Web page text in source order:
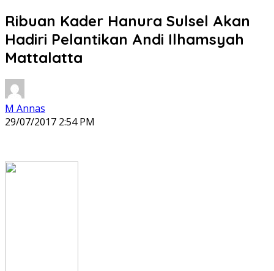
Ribuan Kader Hanura Sulsel Akan
Hadiri Pelantikan Andi Ilhamsyah
Mattalatta
M Annas
29/07/2017 2:54 PM